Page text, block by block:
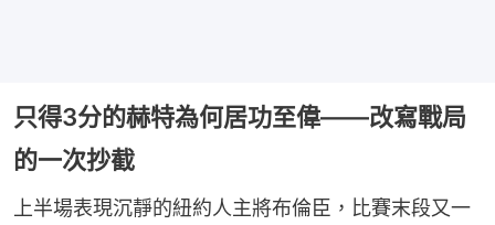
只得3分的赫特為何居功至偉——改寫戰局
的一次抄截
上半場表現沉靜的紐約人主將布倫臣，比賽末段又一